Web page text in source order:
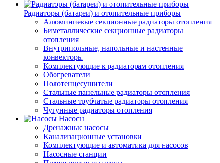
Радиаторы (батареи) и отопительные приборы
Алюминиевые секционные радиаторы отопления
Биметаллические секционные радиаторы
отопления
Внутрипольные, напольные и настенные
конвекторы
Комплектующие к радиаторам отопления
Обогреватели
Полотенцесушители
Стальные панельные радиаторы отопления
Стальные трубчатые радиаторы отопления
Чугунные радиаторы отопления
Насосы
Дренажные насосы
Канализационные установки
Комплектующие и автоматика для насосов
Насосные станции